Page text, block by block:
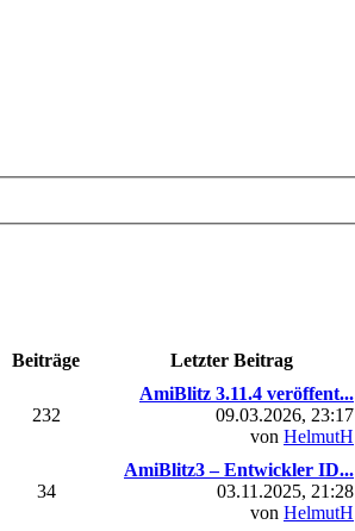
Beiträge
Letzter Beitrag
232
AmiBlitz 3.11.4 veröffent...
09.03.2026, 23:17
von HelmutH
34
AmiBlitz3 – Entwickler ID...
03.11.2025, 21:28
von HelmutH